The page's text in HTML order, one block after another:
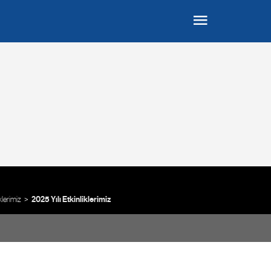
2025 Yılı Etkinliklerimiz